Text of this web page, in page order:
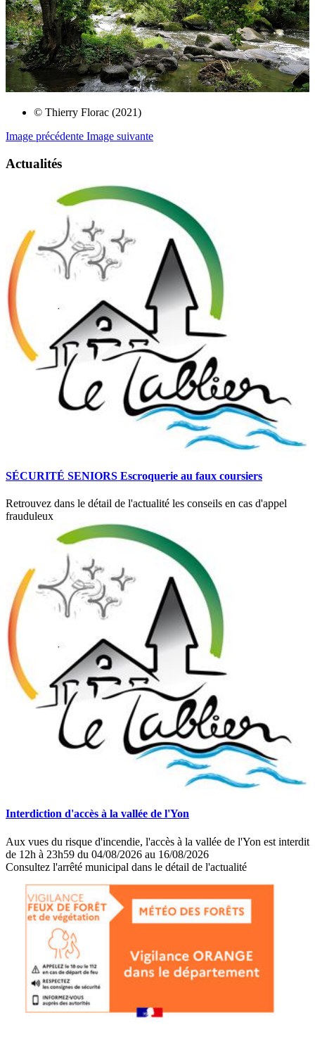
© Thierry Florac (2021)
Image précédente Image suivante
Actualités
SÉCURITÉ SENIORS Escroquerie au faux coursiers
Retrouvez dans le détail de l'actualité les conseils en cas d'appel
frauduleux
Interdiction d'accès à la vallée de l'Yon
Aux vues du risque d'incendie, l'accès à la vallée de l'Yon est interdit
de 12h à 23h59 du 04/08/2026 au 16/08/2026
Consultez l'arrêté municipal dans le détail de l'actualité